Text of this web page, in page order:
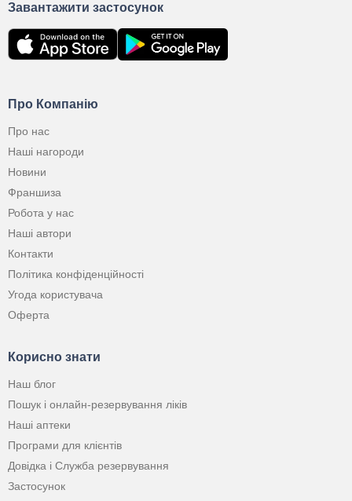
Про Компанію
Про нас
Наші нагороди
Новини
Франшиза
Робота у нас
Наші автори
Контакти
Політика конфіденційності
Угода користувача
Оферта
Корисно знати
Наш блог
Пошук і онлайн-резервування ліків
Наші аптеки
Програми для клієнтів
Довідка і Служба резервування
Застосунок
Завантажити застосунок